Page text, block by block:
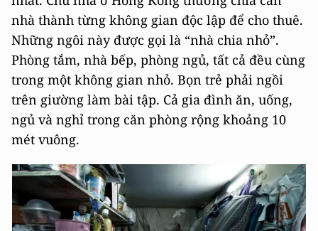
nhà thành từng không gian độc lập để cho thuê.
Những ngôi này được gọi là “nhà chia nhỏ”.
Phòng tắm, nhà bếp, phòng ngủ, tất cả đều cùng
trong một không gian nhỏ. Bọn trẻ phải ngồi
trên giường làm bài tập. Cả gia đình ăn, uống,
ngủ và nghỉ trong căn phòng rộng khoảng 10
mét vuông.